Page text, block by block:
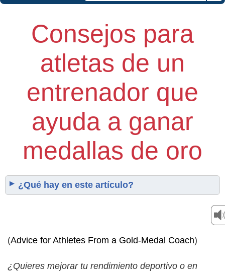
Consejos para
atletas de un
entrenador que
ayuda a ganar
medallas de oro
¿Qué hay en este artículo?
(Advice for Athletes From a Gold-Medal Coach)
¿Quieres mejorar tu rendimiento deportivo o en